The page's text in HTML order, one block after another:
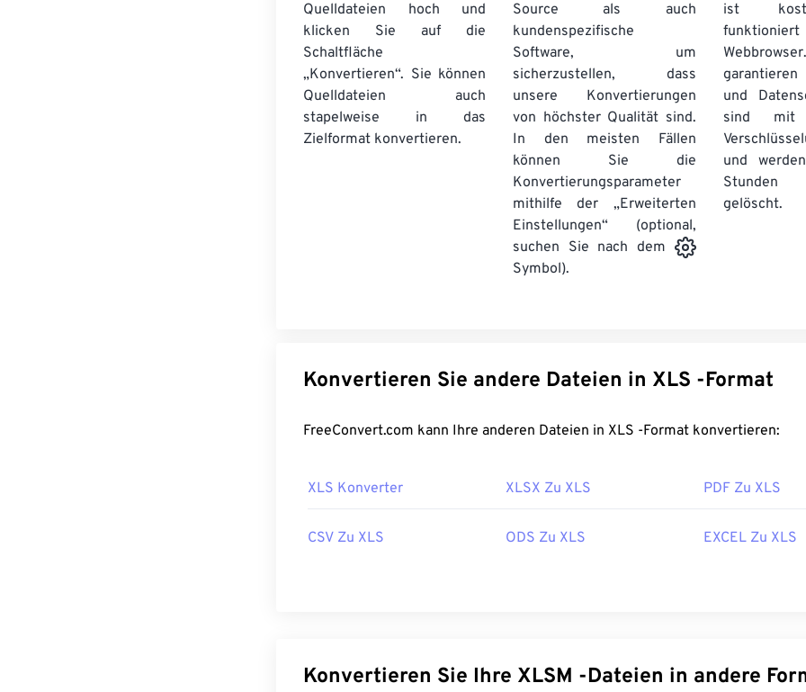
Quelldateien hoch und
klicken Sie auf die
Schaltfläche
„Konvertieren“. Sie können
Quelldateien auch
stapelweise in das
Zielformat konvertieren.
Source als auch
kundenspezifische
Software, um
sicherzustellen, dass
unsere Konvertierungen
von höchster Qualität sind.
In den meisten Fällen
können Sie die
Konvertierungsparameter
mithilfe der „Erweiterten
Einstellungen“ (optional,
suchen Sie nach dem
Symbol).
ist
garantieren
und
sind mit
und
Stunden
gelöscht.
Konvertieren Sie andere Dateien in XLS -Format
FreeConvert.com kann Ihre anderen Dateien in XLS -Format konvertieren:
XLS Konverter XLSX Zu XLS PDF Zu XLS
CSV Zu XLS ODS Zu XLS EXCEL Zu XLS
Konvertieren Sie Ihre XLSM -Dateien in andere